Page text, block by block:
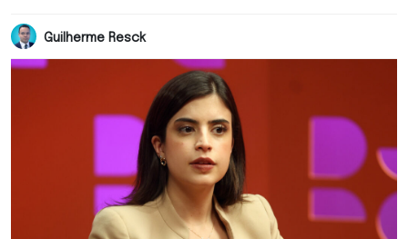
Guilherme Resck